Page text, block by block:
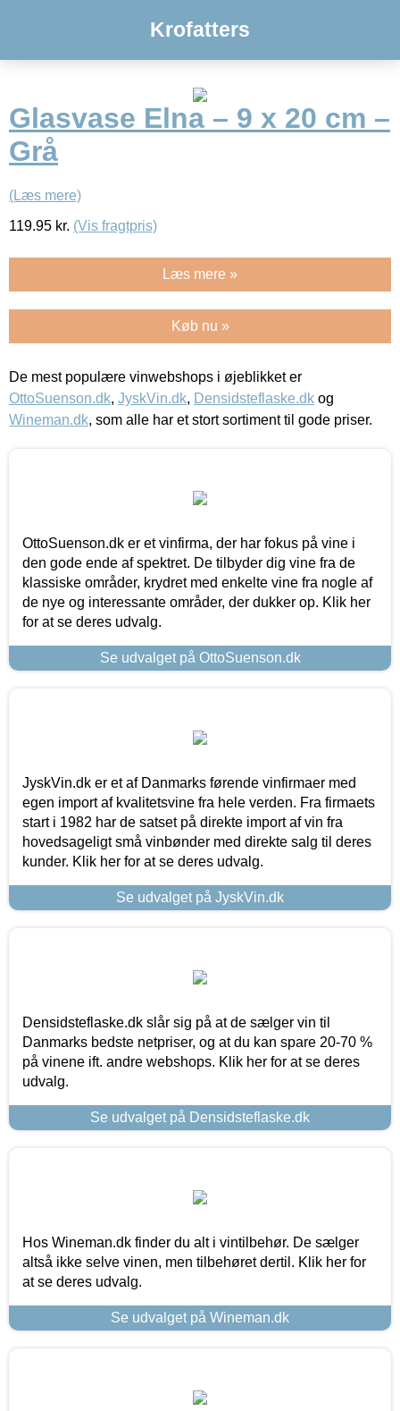
Krofatters
Glasvase Elna – 9 x 20 cm –
Grå
(Læs mere)
119.95 kr. (Vis fragtpris)
Læs mere »
Køb nu »
De mest populære vinwebshops i øjeblikket er
OttoSuenson.dk, JyskVin.dk, Densidsteflaske.dk og
Wineman.dk, som alle har et stort sortiment til gode priser.
OttoSuenson.dk er et vinfirma, der har fokus på vine i
den gode ende af spektret. De tilbyder dig vine fra de
klassiske områder, krydret med enkelte vine fra nogle af
de nye og interessante områder, der dukker op. Klik her
for at se deres udvalg.
Se udvalget på OttoSuenson.dk
JyskVin.dk er et af Danmarks førende vinfirmaer med
egen import af kvalitetsvine fra hele verden. Fra firmaets
start i 1982 har de satset på direkte import af vin fra
hovedsageligt små vinbønder med direkte salg til deres
kunder. Klik her for at se deres udvalg.
Se udvalget på JyskVin.dk
Densidsteflaske.dk slår sig på at de sælger vin til
Danmarks bedste netpriser, og at du kan spare 20-70 %
på vinene ift. andre webshops. Klik her for at se deres
udvalg.
Se udvalget på Densidsteflaske.dk
Hos Wineman.dk finder du alt i vintilbehør. De sælger
altså ikke selve vinen, men tilbehøret dertil. Klik her for
at se deres udvalg.
Se udvalget på Wineman.dk